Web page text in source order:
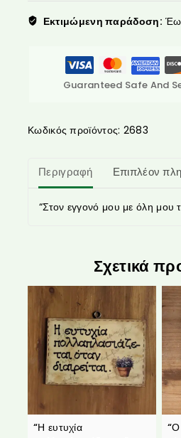
Εκτιμώμενη παράδοση:
Guaranteed Safe And
Κωδικός προϊόντος: 2683
Περιγραφή Επιπλέον
“Στον εγγονό μου με όλη μου
Σχετικά
“Η ευτυχία